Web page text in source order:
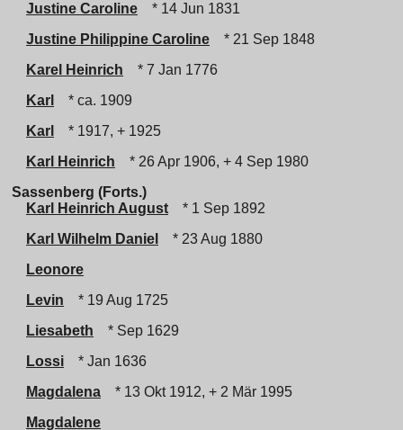
Justine Caroline
* 14 Jun 1831
Justine Philippine Caroline
* 21 Sep 1848
Karel Heinrich
* 7 Jan 1776
Karl
* ca. 1909
Karl
* 1917, + 1925
Karl Heinrich
* 26 Apr 1906, + 4 Sep 1980
Sassenberg (Forts.)
Karl Heinrich August
* 1 Sep 1892
Karl Wilhelm Daniel
* 23 Aug 1880
Leonore
Levin
* 19 Aug 1725
Liesabeth
* Sep 1629
Lossi
* Jan 1636
Magdalena
* 13 Okt 1912, + 2 Mär 1995
Magdalene